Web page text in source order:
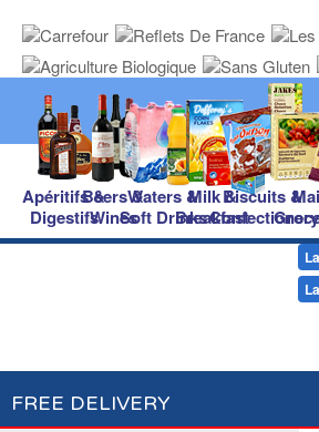
Apéritifs &
Digestifs
Beers &
Wines
Waters &
Soft Drinks
Milk &
Breakfast
Biscuits &
Confectionery
FREE DELIVERY